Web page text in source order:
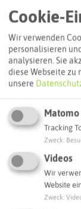
1.200 KM RADWEGE
+
−
Cookie-
Wir verwenden
personalisieren
analysieren. Sie
diese Webseite zu
unsere
Matomo
Tracking
Zweck
Videos
Wir
Website
Zweck